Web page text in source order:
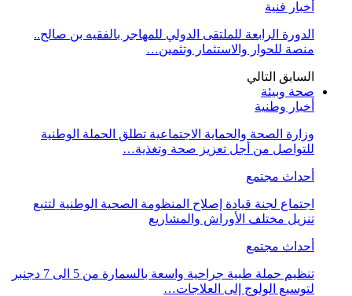
أخبار فنية
الدورة الرابعة للملتقى الدولي للمهاجر بالفقيه بن صالح..
منصة للحوار والاستثمار وتثمين…
السابق التالي
صحة وبيئة
أخبار وطنية
وزارة الصحة والحماية الاجتماعية تطلق الحملة الوطنية
للتواصل من أجل تعزيز صحة وتغذية…
أحداث مجتمع
اجتماع لجنة قيادة إصلاح المنظومة الصحية الوطنية لتتبع
تنزيل مختلف الأوراش والمشاريع
أحداث مجتمع
تنظيم حملة طبية جراحية واسعة بالسمارة من 5 الى 7 دجنبر
لتوسيع الولوج إلى العلاجات…